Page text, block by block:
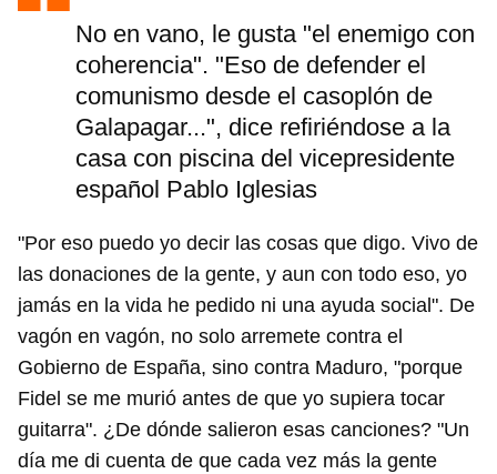
No en vano, le gusta "el enemigo con
coherencia". "Eso de defender el
comunismo desde el casoplón de
Galapagar...", dice refiriéndose a la
casa con piscina del vicepresidente
español Pablo Iglesias
"Por eso puedo yo decir las cosas que digo. Vivo de
las donaciones de la gente, y aun con todo eso, yo
jamás en la vida he pedido ni una ayuda social". De
vagón en vagón, no solo arremete contra el
Gobierno de España, sino contra Maduro, "porque
Fidel se me murió antes de que yo supiera tocar
guitarra". ¿De dónde salieron esas canciones? "Un
día me di cuenta de que cada vez más la gente